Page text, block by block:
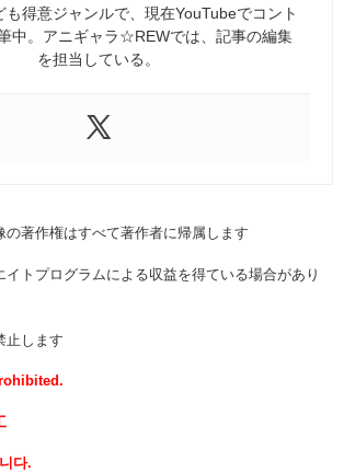
も得意ジャンルで、現在YouTubeでコント
中。アニギャラ☆REWでは、記事の編集
を担当している。
著作権はすべて著作者に帰属します
トプログラムによる収益を得ている場合があり
止します
다.